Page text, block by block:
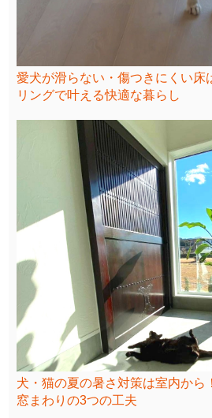
愛犬が滑らない・傷つきにくい床
リングで叶える快適な暮らし
犬・猫の夏の暑さ対策は室内から
窓まわりの3つの工夫